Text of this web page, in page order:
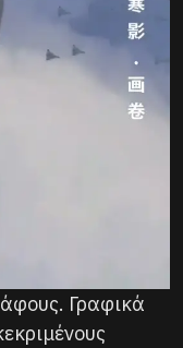
Γραφικά